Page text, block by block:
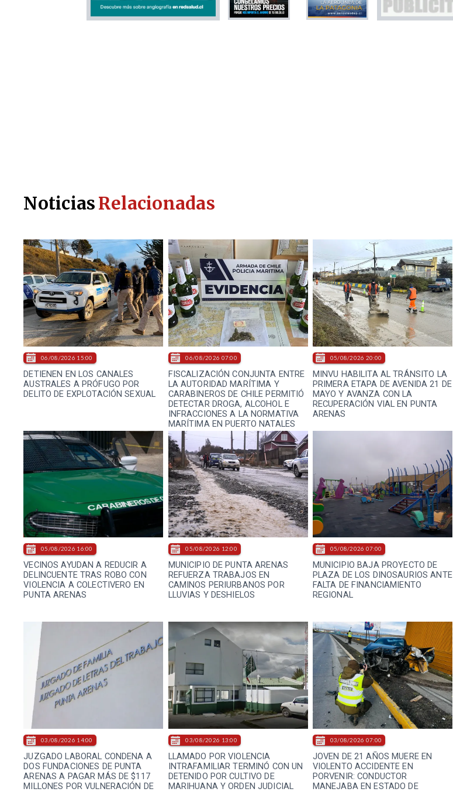
DETIENEN EN LOS CANALES
AUSTRALES A PRÓFUGO POR
DELITO DE EXPLOTACIÓN SEXUAL
06/08/2026 15:00
FISCALIZACIÓN CONJUNTA ENTRE
LA AUTORIDAD MARÍTIMA Y
CARABINEROS DE CHILE PERMITIÓ
DETECTAR DROGA, ALCOHOL E
INFRACCIONES A LA NORMATIVA
MARÍTIMA EN PUERTO NATALES
06/08/2026 07:00
MINVU HABILITA AL TRÁNSITO LA
PRIMERA ETAPA DE AVENIDA 21 DE
MAYO Y AVANZA CON LA
RECUPERACIÓN VIAL EN PUNTA
ARENAS
05/08/2026 20:00
VECINOS AYUDAN A REDUCIR A
DELINCUENTE TRAS ROBO CON
VIOLENCIA A COLECTIVERO EN
PUNTA ARENAS
05/08/2026 16:00
MUNICIPIO DE PUNTA ARENAS
REFUERZA TRABAJOS EN
CAMINOS PERIURBANOS POR
LLUVIAS Y DESHIELOS
05/08/2026 12:00
MUNICIPIO BAJA PROYECTO DE
PLAZA DE LOS DINOSAURIOS ANTE
FALTA DE FINANCIAMIENTO
REGIONAL
05/08/2026 07:00
JUZGADO LABORAL CONDENA A
DOS FUNDACIONES DE PUNTA
ARENAS A PAGAR MÁS DE $117
MILLONES POR VULNERACIÓN DE
03/08/2026 14:00
LLAMADO POR VIOLENCIA
INTRAFAMILIAR TERMINÓ CON UN
DETENIDO POR CULTIVO DE
MARIHUANA Y ORDEN JUDICIAL
03/08/2026 13:00
JOVEN DE 21 AÑOS MUERE EN
VIOLENTO ACCIDENTE EN
PORVENIR: CONDUCTOR
MANEJABA EN ESTADO DE
03/08/2026 07:00
NoticiasRelacionadas